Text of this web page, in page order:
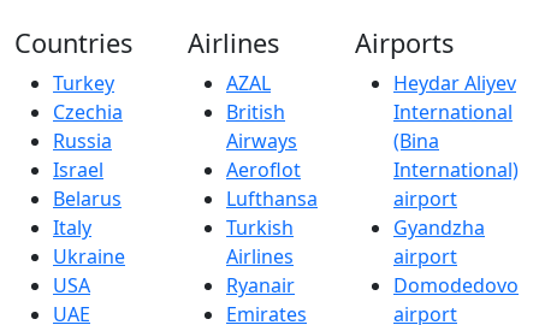
Countries
Turkey
Czechia
Russia
Israel
Belarus
Italy
Ukraine
USA
UAE
Airlines
AZAL
British
Airways
Aeroflot
Lufthansa
Turkish
Airlines
Ryanair
Emirates
Airports
Heydar Aliyev
International
(Bina
International)
airport
Gyandzha
airport
Domodedovo
airport